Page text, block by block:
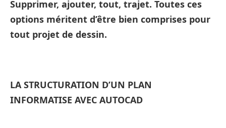
Supprimer, ajouter, tout, trajet. Toutes ces
options méritent d’être bien comprises pour
tout projet de dessin.
LA STRUCTURATION D’UN PLAN
INFORMATISE AVEC AUTOCAD